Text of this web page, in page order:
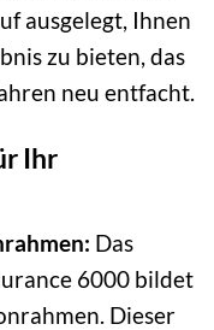
ausgelegt, Ihnen
zu bieten, das
neu entfacht.
Ihr
Das
6000 bildet
Dieser